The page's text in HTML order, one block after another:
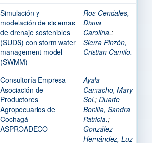
Simulación y
modelación de sistemas
de drenaje sostenibles
(SUDS) con storm water
management model
(SWMM)
Roa Cendales,
Diana
Carolina.;
Sierra Pinzón,
Cristian Camilo.
Consultoría Empresa
Asociación de
Productores
Agropecuarios de
Cochagá
ASPROADECO
Ayala
Camacho, Mary
Sol.; Duarte
Bonilla, Sandra
Patricia.;
González
Hernández, Luz